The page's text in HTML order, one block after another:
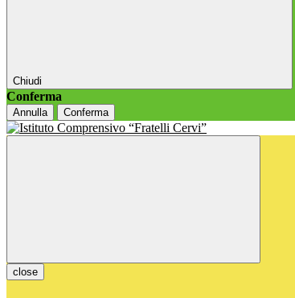
Chiudi
Conferma
Annulla Conferma
close